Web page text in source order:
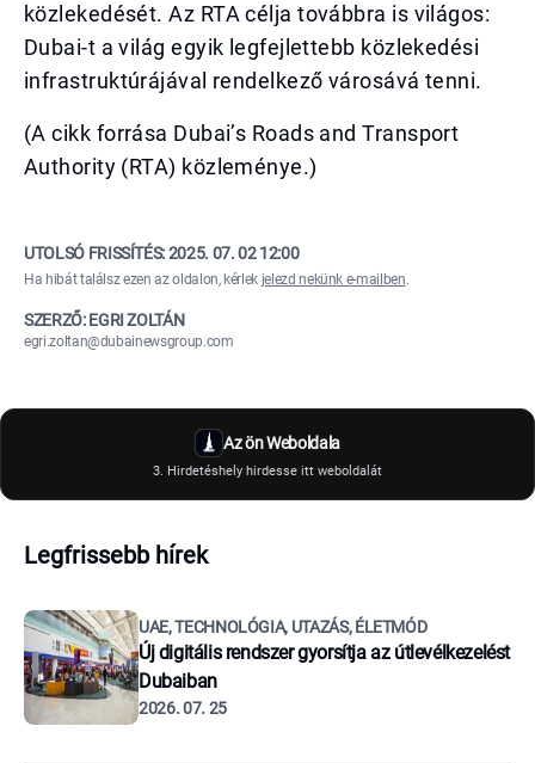
közlekedését. Az RTA célja továbbra is világos:
Dubai-t a világ egyik legfejlettebb közlekedési
infrastruktúrájával rendelkező városává tenni.
(A cikk forrása Dubai’s Roads and Transport
Authority (RTA) közleménye.)
UTOLSÓ FRISSÍTÉS:2025. 07. 02 12:00
Ha hibát találsz ezen az oldalon, kérlek jelezd nekünk e-mailben.
SZERZŐ: EGRI ZOLTÁN
egri.zoltan@dubainewsgroup.com
Az ön Weboldala
3. Hirdetéshely hirdesse itt weboldalát
Legfrissebb hírek
UAE, TECHNOLÓGIA, UTAZÁS, ÉLETMÓD
Új digitális rendszer gyorsítja az útlevélkezelést
Dubaiban
2026. 07. 25